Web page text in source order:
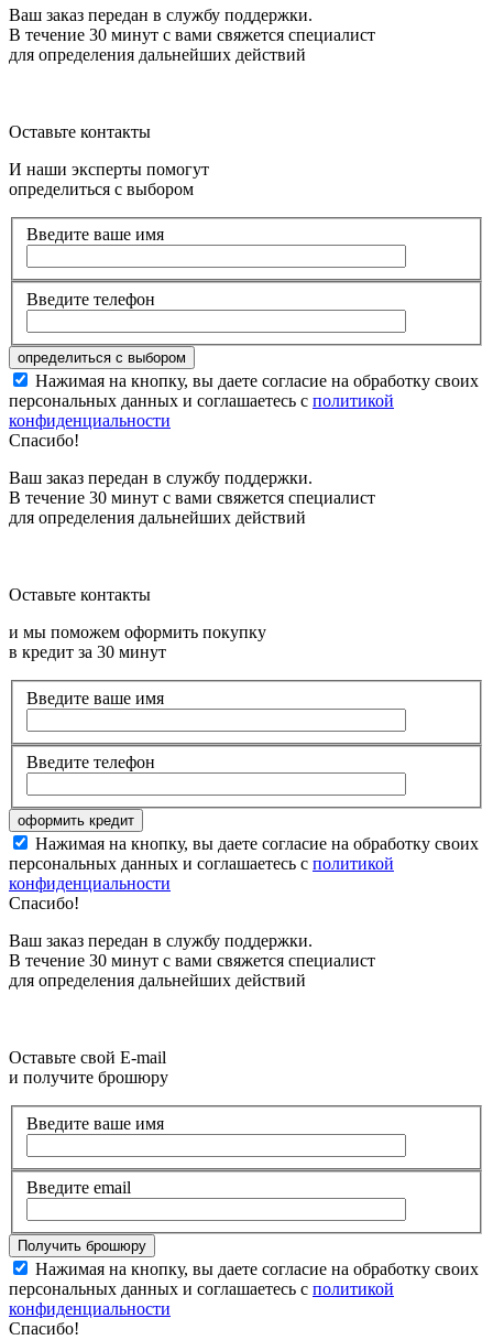
Ваш заказ передан в службу поддержки.
В течение 30 минут с вами свяжется специалист
для определения дальнейших действий
Оставьте контакты
И наши эксперты помогут
определиться с выбором
Введите ваше имя
Введите телефон
Нажимая на кнопку, вы даете согласие на обработку своих
персональных данных и соглашаетесь с политикой
конфиденциальности
Спасибо!
Ваш заказ передан в службу поддержки.
В течение 30 минут с вами свяжется специалист
для определения дальнейших действий
Оставьте контакты
и мы поможем оформить покупку
в кредит за 30 минут
Введите ваше имя
Введите телефон
Нажимая на кнопку, вы даете согласие на обработку своих
персональных данных и соглашаетесь с политикой
конфиденциальности
Спасибо!
Ваш заказ передан в службу поддержки.
В течение 30 минут с вами свяжется специалист
для определения дальнейших действий
Оставьте свой E-mail
и получите брошюру
Введите ваше имя
Введите email
Нажимая на кнопку, вы даете согласие на обработку своих
персональных данных и соглашаетесь с политикой
конфиденциальности
Спасибо!